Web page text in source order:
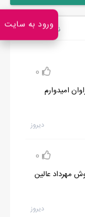
نکته مهم
0
امیدوارم
دیروز
0
مهرداد عالین
دیروز
ورود به سایت